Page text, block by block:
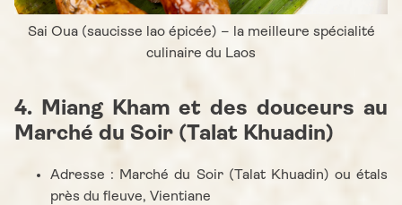
Sai Oua (saucisse lao épicée) – la meilleure spécialité
culinaire du Laos
4. Miang Kham et des douceurs au
Marché du Soir (Talat Khuadin)
Adresse : Marché du Soir (Talat Khuadin) ou étals
près du fleuve, Vientiane